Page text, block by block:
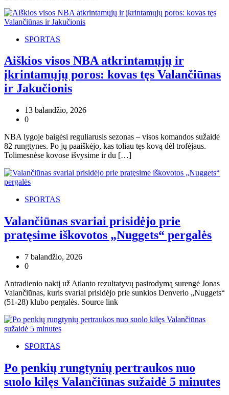
SPORTAS
Aiškios visos NBA atkrintamųjų ir
įkrintamųjų poros: kovas tęs Valančiūnas
ir Jakučionis
13 balandžio, 2026
0
NBA lygoje baigėsi reguliarusis sezonas – visos komandos sužaidė
82 rungtynes. Po jų paaiškėjo, kas toliau tęs kovą dėl trofėjaus.
Tolimesnėse kovose išvysime ir du […]
SPORTAS
Valančiūnas svariai prisidėjo prie
pratęsime iškovotos „Nuggets“ pergalės
7 balandžio, 2026
0
Antradienio naktį už Atlanto rezultatyvų pasirodymą surengė Jonas
Valančiūnas, kuris svariai prisidėjo prie sunkios Denverio „Nuggets“
(51-28) klubo pergalės. Source link
SPORTAS
Po penkių rungtynių pertraukos nuo
suolo kilęs Valančiūnas sužaidė 5 minutes